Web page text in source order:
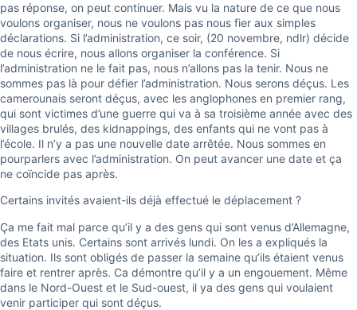
pas réponse, on peut continuer. Mais vu la nature de ce que nous
voulons organiser, nous ne voulons pas nous fier aux simples
déclarations. Si l’administration, ce soir, (20 novembre, ndlr) décide
de nous écrire, nous allons organiser la conférence. Si
l’administration ne le fait pas, nous n’allons pas la tenir. Nous ne
sommes pas là pour défier l’administration. Nous serons déçus. Les
camerounais seront déçus, avec les anglophones en premier rang,
qui sont victimes d’une guerre qui va à sa troisième année avec des
villages brulés, des kidnappings, des enfants qui ne vont pas à
l’école. Il n’y a pas une nouvelle date arrêtée. Nous sommes en
pourparlers avec l’administration. On peut avancer une date et ça
ne coïncide pas après.
Certains invités avaient-ils déjà effectué le déplacement ?
Ça me fait mal parce qu’il y a des gens qui sont venus d’Allemagne,
des Etats unis. Certains sont arrivés lundi. On les a expliqués la
situation. Ils sont obligés de passer la semaine qu’ils étaient venus
faire et rentrer après. Ca démontre qu’il y a un engouement. Même
dans le Nord-Ouest et le Sud-ouest, il ya des gens qui voulaient
venir participer qui sont déçus.